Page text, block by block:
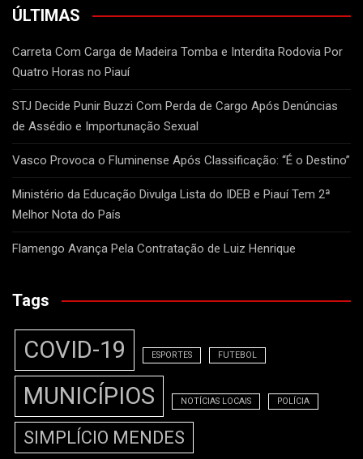
ÚLTIMAS
Carreta Com Carga de Madeira Tomba e Interdita Rodovia Por
Quatro Horas no Piauí
STJ Decide Punir Buzzi Com Perda de Cargo Após Denúncias
de Assédio e Importunação Sexual
Vasco Provoca o Fluminense Após Classificação: “É o Destino”
Ministério da Educação Divulga Lista do IDEB e Piauí Tem 2ª
Melhor Nota do País
Flamengo Avança Pela Contratação de Luiz Henrique
Tags
COVID-19 ESPORTES FUTEBOL
MUNICÍPIOS NOTÍCIAS LOCAIS POLÍCIA
SIMPLÍCIO MENDES